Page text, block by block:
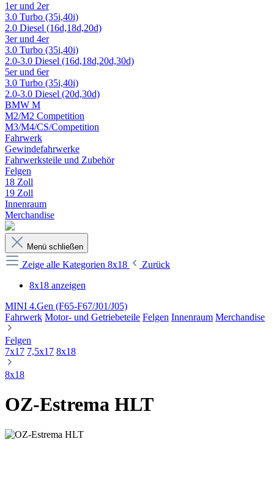
1er und 2er
3.0 Turbo (35i,40i)
2.0 Diesel (16d,18d,20d)
3er und 4er
3.0 Turbo (35i,40i)
2.0-3.0 Diesel (16d,18d,20d,30d)
5er und 6er
3.0 Turbo (35i,40i)
2.0-3.0 Diesel (20d,30d)
BMW M
M2/M2 Competition
M3/M4/CS/Competition
Fahrwerk
Gewindefahrwerke
Fahrwerksteile und Zubehör
Felgen
18 Zoll
19 Zoll
Innenraum
Merchandise
Menü schließen
Zeige alle Kategorien 8x18
Zurück
8x18 anzeigen
MINI 4.Gen (F65-F67/J01/J05)
Fahrwerk Motor- und Getriebeteile Felgen Innenraum Merchandise
Felgen
7x17 7,5x17 8x18
8x18
OZ-Estrema HLT